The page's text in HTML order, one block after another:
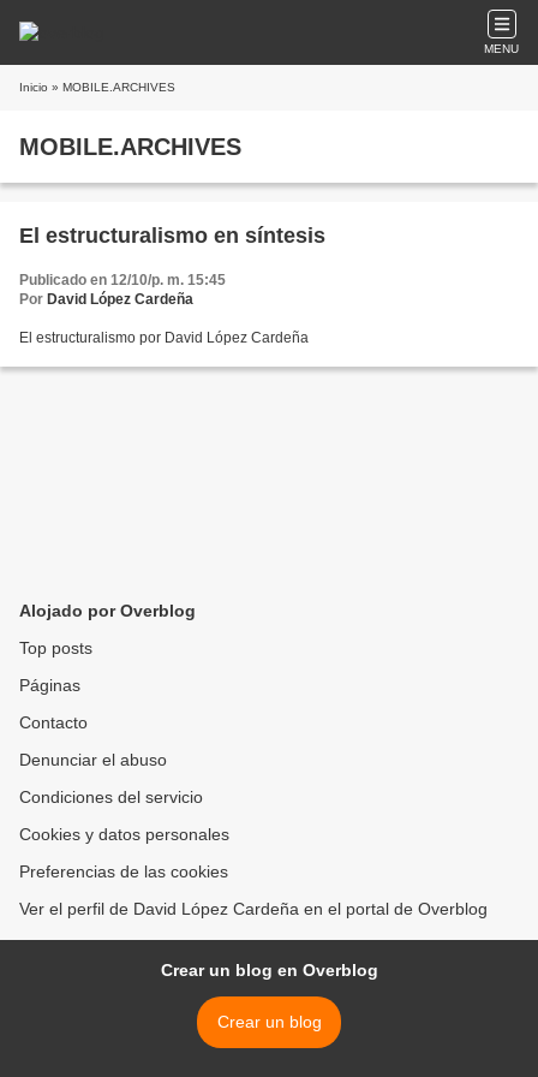
MENU
Inicio » MOBILE.ARCHIVES
MOBILE.ARCHIVES
El estructuralismo en síntesis
Publicado en 12/10/p. m. 15:45
Por David López Cardeña
El estructuralismo por David López Cardeña
Alojado por Overblog
Top posts
Páginas
Contacto
Denunciar el abuso
Condiciones del servicio
Cookies y datos personales
Preferencias de las cookies
Ver el perfil de David López Cardeña en el portal de Overblog
Crear un blog en Overblog
Crear un blog